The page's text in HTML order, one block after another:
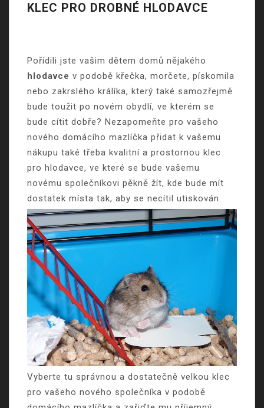
KLEC PRO DROBNÉ HLODAVCE
Pořídili jste vašim dětem domů nějakého
hlodavce v podobě křečka, morčete, pískomila
nebo zakrslého králíka, který také samozřejmě
bude toužit po novém obydlí, ve kterém se
bude cítit dobře? Nezapomeňte pro vašeho
nového domácího mazlíčka přidat k vašemu
nákupu také třeba kvalitní a prostornou klec
pro hlodavce, ve které se bude vašemu
novému společníkovi pěkně žít, kde bude mít
dostatek místa tak, aby se necítil utiskován.
Vyberte tu správnou a dostatečně velkou klec
pro vašeho nového společníka v podobě